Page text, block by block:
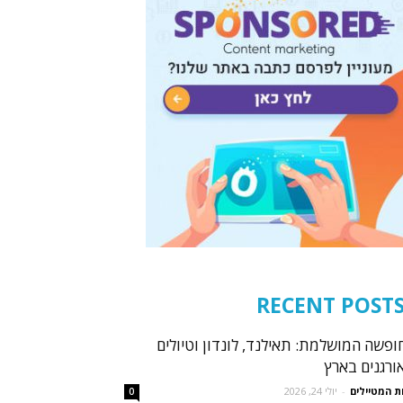
RECENT
המושלמת: תאילנד, לונדון וטיולים
בארץ
המטיילים - יולי 24, 2026 0